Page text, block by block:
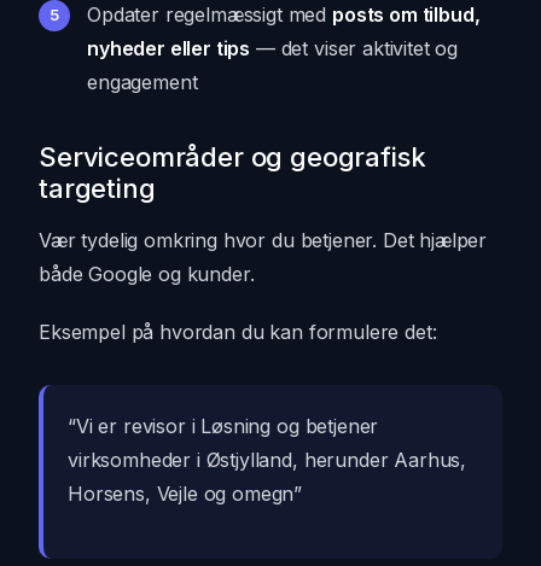
Opdater regelmæssigt med posts om tilbud,
nyheder eller tips — det viser aktivitet og
engagement
Serviceområder og geografisk
targeting
Vær tydelig omkring hvor du betjener. Det hjælper
både Google og kunder.
Eksempel på hvordan du kan formulere det:
“Vi er revisor i Løsning og betjener
virksomheder i Østjylland, herunder Aarhus,
Horsens, Vejle og omegn”